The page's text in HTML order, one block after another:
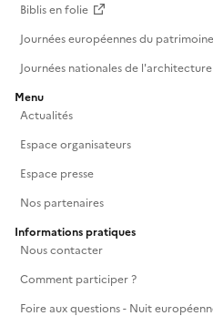
Biblis en folie
Journées européennes du patrimoine
Journées nationales de l'architecture
Menu
Actualités
Espace organisateurs
Espace presse
Nos partenaires
Informations pratiques
Nous contacter
Comment participer ?
Foire aux questions - Nuit